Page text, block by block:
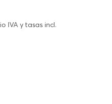
IVA y tasas incl.